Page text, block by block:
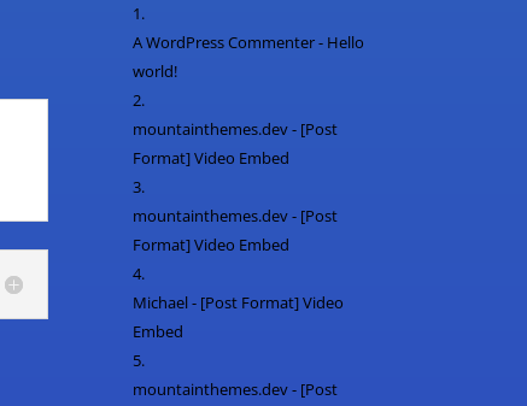
A WordPress Commenter- Hello
world!
mountainthemes.dev- [Post
Format] Video Embed
mountainthemes.dev- [Post
Format] Video Embed
Michael- [Post Format] Video
Embed
mountainthemes.dev- [Post